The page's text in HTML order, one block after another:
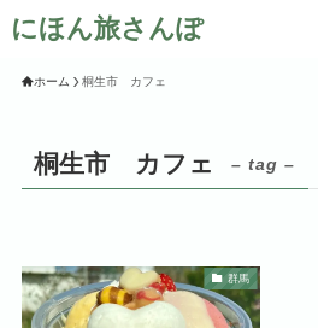
にほん旅さんぽ
ホーム 桐生市 カフェ
桐生市 カフェ – tag –
群馬